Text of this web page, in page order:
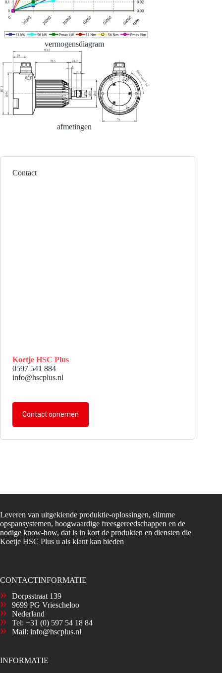
vermogensdiagram
afmetingen
Contact
Koetje HSC Plus
0597 541 884
info@hscplus.nl
Contact opnemen
Leveren van uitgekiende produktie-oplossingen, slimme
opspansystemen, hoogwaardige freesgereedschappen en de
nodige know-how, dat is in kort de produkten en diensten die
Koetje HSC Plus u als klant kan bieden
CONTACTINFORMATIE
Dorpsstraat 139
9699 PG Vriescheloo
Nederland
Tel: +31 (0) 597 54 18 84
Mail: info@hscplus.nl
INFORMATIE